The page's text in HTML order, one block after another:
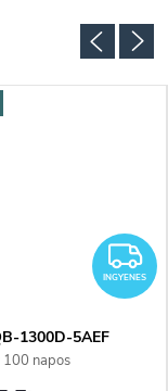
INGYENES
1300D-5AEF
napos
lehetőség. Hivatalos